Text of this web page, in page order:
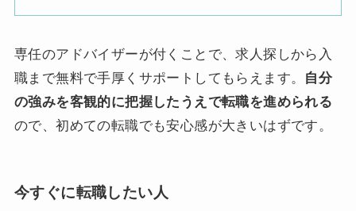
専任のアドバイザーが付くことで、求人探しから入
職まで無料で手厚くサポートしてもらえます。 自分
の強みを客観的に把握したうえで転職を進められる
ので、初めての転職でも安心感が大きいはずです。
今すぐに転職したい人